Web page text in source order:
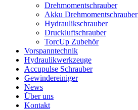
Drehmomentschrauber
Akku Drehmomentschrauber
Hydraulikschrauber
Druckluftschrauber
TorcUp Zubehör
Vorspanntechnik
Hydraulikwerkzeuge
Accupulse Schrauber
Gewindereiniger
News
Über uns
Kontakt